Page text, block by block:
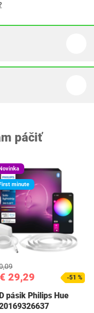
páčiť
Novinka
First minute
€ 29,29 -51 %
pásik Philips Hue